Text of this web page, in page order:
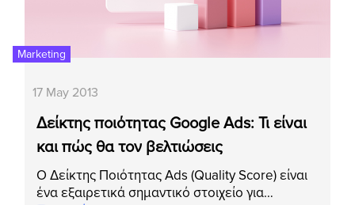
Marketing
17 May 2013
Δείκτης ποιότητας Google Ads: Τι είναι
και πώς θα τον βελτιώσεις
Ο Δείκτης Ποιότητας Ads (Quality Score) είναι
ένα εξαιρετικά σημαντικό στοιχείο για…